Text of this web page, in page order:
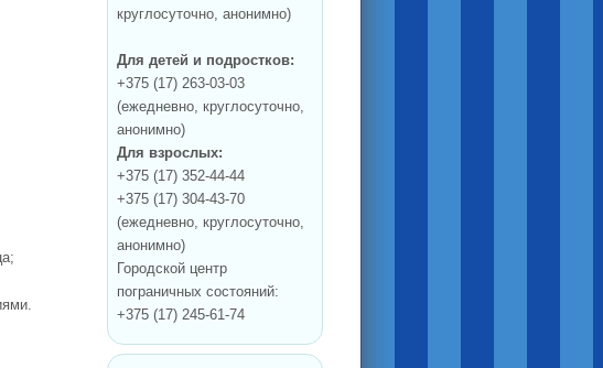
круглосуточно, анонимно)
Для детей и подростков:
+375 (17) 263-03-03
(ежедневно, круглосуточно,
анонимно)
Для взрослых:
+375 (17) 352-44-44
+375 (17) 304-43-70
(ежедневно, круглосуточно,
анонимно)
Городской центр
пограничных состояний:
+375 (17) 245-61-74